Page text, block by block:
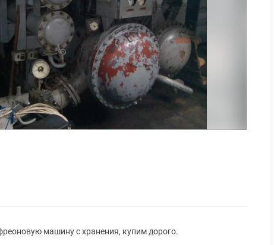
машину с хранения, купим дорого.